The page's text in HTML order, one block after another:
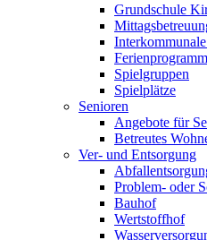
Grundschule
Ferienprogramm
Spielgruppen
Spielplätze
Senioren
Angebote für
Betreutes
Ver- und Entsorgung
Problem- oder
Bauhof
Wertstoffhof